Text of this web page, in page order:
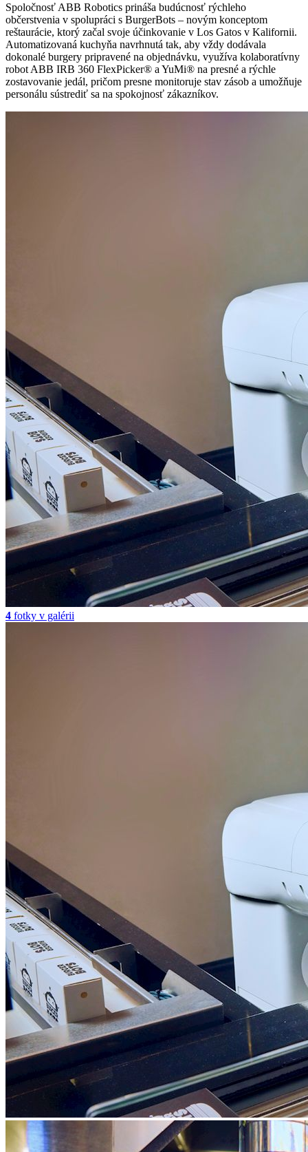
Spoločnosť ABB Robotics prináša budúcnosť rýchleho
občerstvenia v spolupráci s BurgerBots – novým konceptom
reštaurácie, ktorý začal svoje účinkovanie v Los Gatos v Kalifornii.
Automatizovaná kuchyňa navrhnutá tak, aby vždy dodávala
dokonalé burgery pripravené na objednávku, využíva kolaboratívny
robot ABB IRB 360 FlexPicker® a YuMi® na presné a rýchle
zostavovanie jedál, pričom presne monitoruje stav zásob a umožňuje
personálu sústrediť sa na spokojnosť zákazníkov.
4 fotky v galérii